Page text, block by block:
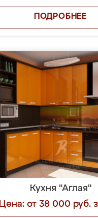
ПОДРОБНЕЕ
Кухня "Аглая"
Цена: от 38 000 руб.